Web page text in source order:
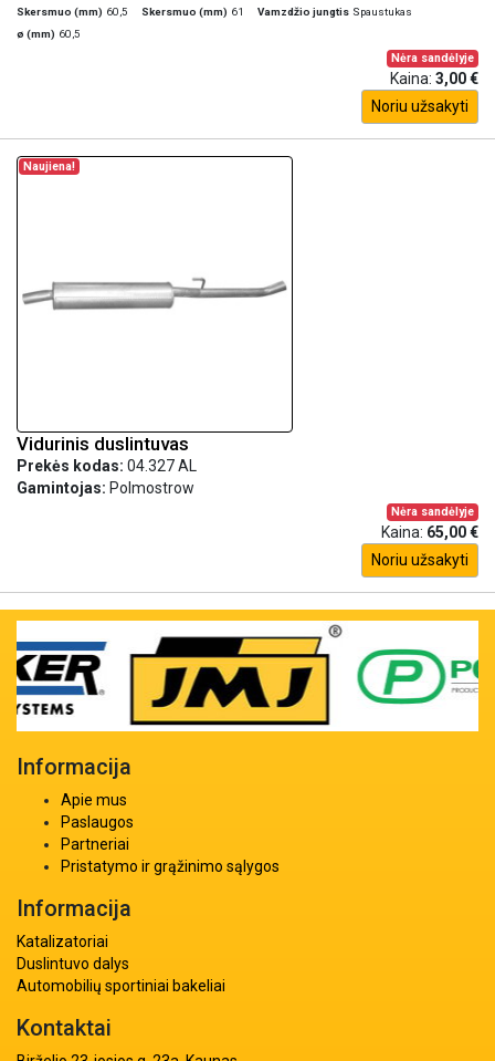
Skersmuo (mm) 60,5 Skersmuo (mm) 61 Vamzdžio jungtis Spaustukas
ø (mm) 60,5
Nėra sandėlyje
Kaina: 3,00 €
Noriu užsakyti
Naujiena!
Vidurinis duslintuvas
Prekės kodas: 04.327 AL
Gamintojas: Polmostrow
Nėra sandėlyje
Kaina: 65,00 €
Noriu užsakyti
Informacija
Apie mus
Paslaugos
Partneriai
Pristatymo ir grąžinimo sąlygos
Informacija
Katalizatoriai
Duslintuvo dalys
Automobilių sportiniai bakeliai
Kontaktai